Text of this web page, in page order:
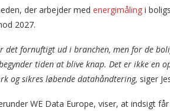
der arbejder med energimåling i
2027.
det fornuftigt ud i branchen, men for de
tiden at blive knap. Det er ikke en
og sikres løbende datahåndtering, siger
WE Data Europe, viser, at indsigt